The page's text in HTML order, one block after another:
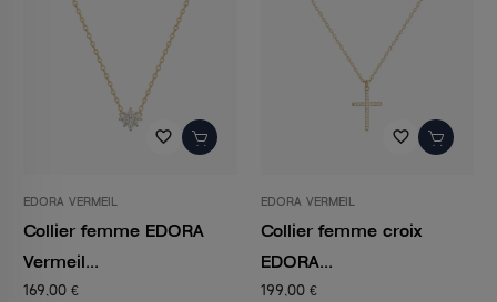
favorite_border
EDORA VERMEIL
Collier femme EDORA
Vermeil...
169,00 €
favorite_border
EDORA VERMEIL
Collier femme croix
EDORA...
199,00 €